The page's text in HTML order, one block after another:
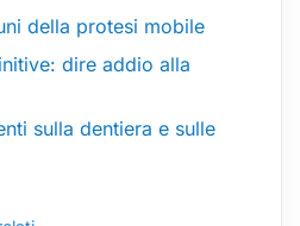
della protesi mobile
dire addio alla
sulla dentiera e sulle